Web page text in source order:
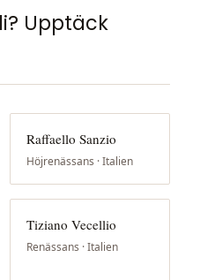
Upptäck
Raffaello Sanzio
Höjrenässans · Italien
Tiziano Vecellio
Renässans · Italien